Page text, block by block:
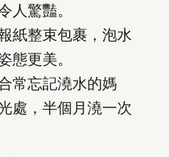
人驚豔。
紙整束包裹，泡水
態更美。
常忘記澆水的媽
處，半個月澆一次